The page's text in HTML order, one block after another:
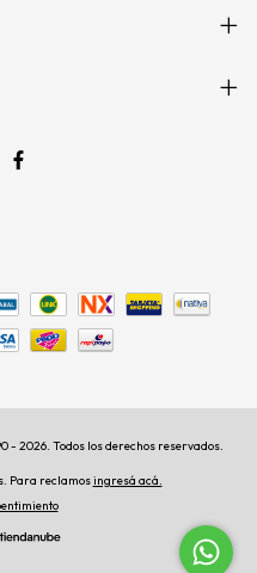
- 2026. Todos los derechos reservados.
Para reclamosingresá acá.